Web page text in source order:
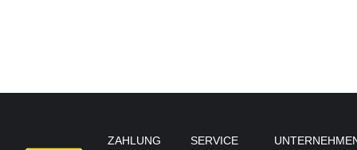
ZAHLUNG
SERVICE